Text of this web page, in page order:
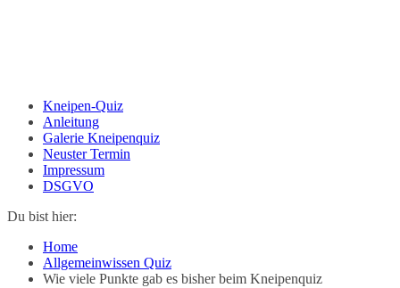
Kneipen-Quiz
Anleitung
Galerie Kneipenquiz
Neuster Termin
Impressum
DSGVO
Du bist hier:
Home
Allgemeinwissen Quiz
Wie viele Punkte gab es bisher beim Kneipenquiz